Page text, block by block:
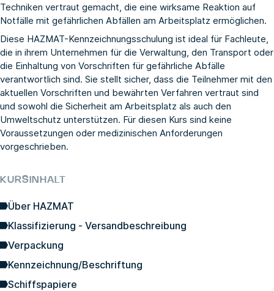
Techniken vertraut gemacht, die eine wirksame Reaktion auf
Notfälle mit gefährlichen Abfällen am Arbeitsplatz ermöglichen.
Diese HAZMAT-Kennzeichnungsschulung ist ideal für Fachleute,
die in ihrem Unternehmen für die Verwaltung, den Transport oder
die Einhaltung von Vorschriften für gefährliche Abfälle
verantwortlich sind. Sie stellt sicher, dass die Teilnehmer mit den
aktuellen Vorschriften und bewährten Verfahren vertraut sind
und sowohl die Sicherheit am Arbeitsplatz als auch den
Umweltschutz unterstützen. Für diesen Kurs sind keine
Voraussetzungen oder medizinischen Anforderungen
vorgeschrieben.
KURSINHALT
Über HAZMAT
Klassifizierung - Versandbeschreibung
Verpackung
Kennzeichnung/Beschriftung
Schiffspapiere